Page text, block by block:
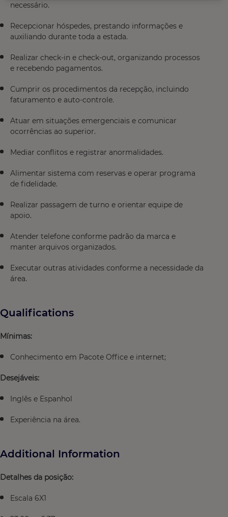
necessário.
Recepcionar hóspedes, prestando informações e
auxiliando durante toda a estada.
Realizar check-in e check-out, organizando processos
e recebendo pagamentos.
Cumprir os procedimentos da recepção, incluindo
faturamento e auto-controle.
Atuar em situações emergenciais e comunicar
ocorrências ao superior.
Mediar conflitos e registrar anormalidades.
Alimentar sistema com reservas e operar programa
de fidelidade.
Realizar passagem de turno e orientar equipe de
apoio.
Atender telefone conforme padrão da marca e
manter arquivos organizados.
Executar outras atividades conforme a necessidade da
área.
Qualifications
Mínimas:
Conhecimento em Pacote Office e internet;
Desejáveis:
Inglês e Espanhol
Experiência na área.
Additional Information
Detalhes da posição:
Escala 6X1